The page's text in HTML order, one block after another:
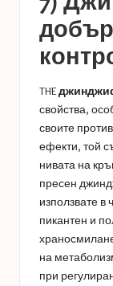
THE
свойства,
своите
ефекти, той
нивата на
пресен
използвате в
пикантен и
на
при